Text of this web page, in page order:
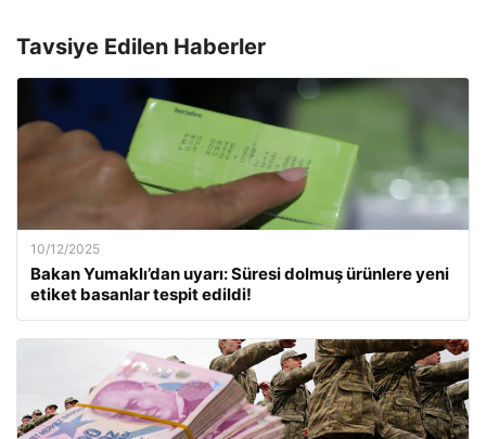
Tavsiye Edilen Haberler
10/12/2025
Bakan Yumaklı’dan uyarı: Süresi dolmuş ürünlere yeni
etiket basanlar tespit edildi!